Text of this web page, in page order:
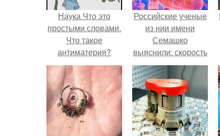
Наука Что это
простыми словами.
Что такое
антиматерия?
Российские ученые
из нии имени
Семашко
выяснили: скорость
старения напрямую
зависит от
состояния сосудов
и работы сердца.